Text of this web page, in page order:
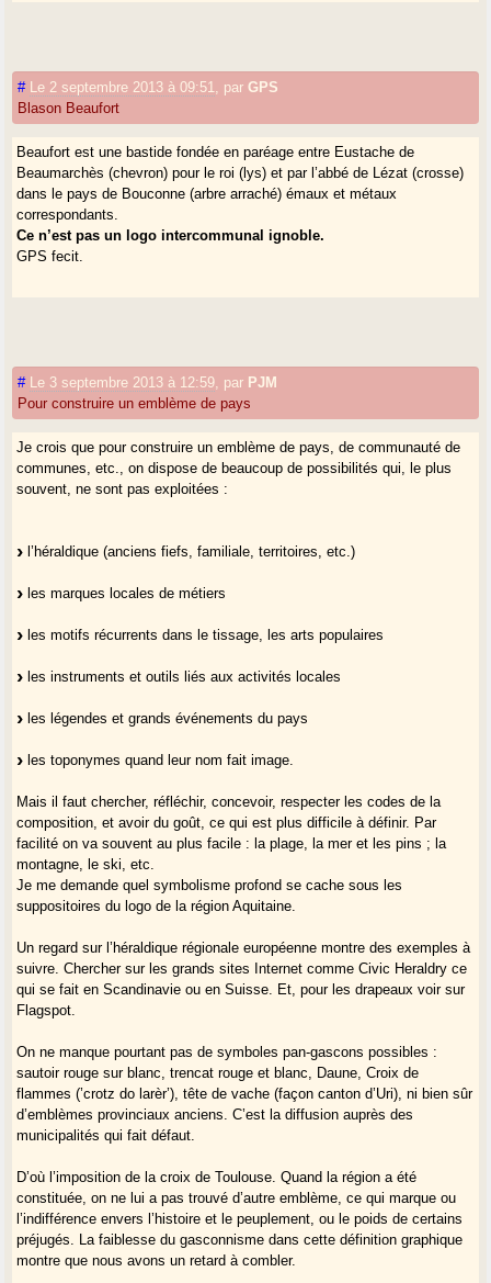
# Le 2 septembre 2013 à 09:51 parGPS
Blason Beaufort
Beaufort est une bastide fondée en paréage entre Eustache de
Beaumarchès (chevron) pour le roi (lys) et par l’abbé de Lézat (crosse)
dans le pays de Bouconne (arbre arraché) émaux et métaux
correspondants.
Ce n’est pas un logo intercommunal ignoble.
GPS fecit.
# Le 3 septembre 2013 à 12:59 par PJM
Pour construire un emblème de pays
Je crois que pour construire un emblème de pays, de communauté de
communes, etc., on dispose de beaucoup de possibilités qui, le plus
souvent, ne sont pas exploitées :
l’héraldique (anciens fiefs, familiale, territoires, etc.)
les marques locales de métiers
les motifs récurrents dans le tissage, les arts populaires
les instruments et outils liés aux activités locales
les légendes et grands événements du pays
les toponymes quand leur nom fait image.
Mais il faut chercher, réfléchir, concevoir, respecter les codes de la
composition, et avoir du goût, ce qui est plus difficile à définir. Par
facilité on va souvent au plus facile : la plage, la mer et les pins ; la
montagne, le ski, etc.
Je me demande quel symbolisme profond se cache sous les
suppositoires du logo de la région Aquitaine.
Un regard sur l’héraldique régionale européenne montre des exemples à
suivre. Chercher sur les grands sites Internet comme Civic Heraldry ce
qui se fait en Scandinavie ou en Suisse. Et, pour les drapeaux voir sur
Flagspot.
On ne manque pourtant pas de symboles pan-gascons possibles :
sautoir rouge sur blanc, trencat rouge et blanc, Daune, Croix de
flammes (’crotz do larèr’), tête de vache (façon canton d’Uri), ni bien sûr
d’emblèmes provinciaux anciens. C’est la diffusion auprès des
municipalités qui fait défaut.
D’où l’imposition de la croix de Toulouse. Quand la région a été
constituée, on ne lui a pas trouvé d’autre emblème, ce qui marque ou
l’indifférence envers l’histoire et le peuplement, ou le poids de certains
préjugés. La faiblesse du gasconnisme dans cette définition graphique
montre que nous avons un retard à combler.